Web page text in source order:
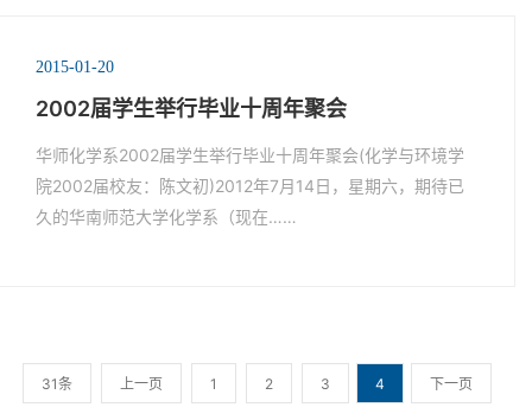
2015-01-20
2002届学生举行毕业十周年聚会
华师化学系2002届学生举行毕业十周年聚会(化学与环境学
院2002届校友：陈文初)2012年7月14日，星期六，期待已
久的华南师范大学化学系（现在……
31条 上一页 1 2 3 4 下一页